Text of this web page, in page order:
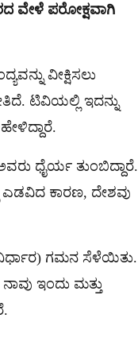
ವೇಳೆ ಪರೋಕ್ಷವಾಗಿ
ವೀಕ್ಷಿಸಲು
ಟಿವಿಯಲ್ಲಿ ಇದನ್ನು
ಧೈರ್ಯ ತುಂಬಿದ್ದಾರೆ.
ಎಡವಿದ ಕಾರಣ, ದೇಶವು
ಗಮನ ಸೆಳೆಯಿತು.
ಇಂದು ಮತ್ತು